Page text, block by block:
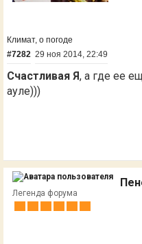
Климат, о погоде
#7282 29 ноя 2014, 22:49
Счастливая Я, а где ее
ауле)))
Легенда форума